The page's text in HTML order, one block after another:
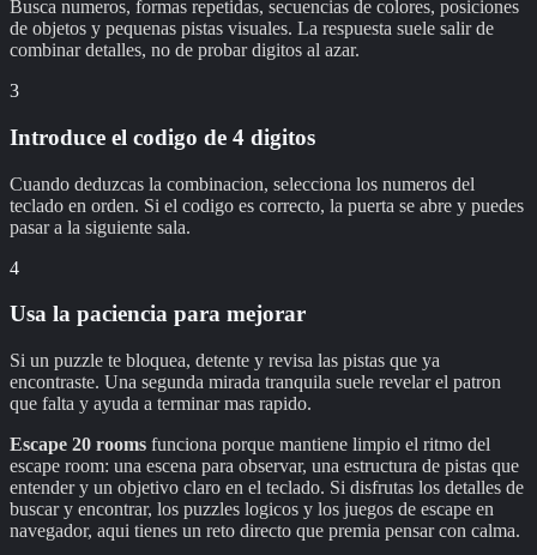
Busca numeros, formas repetidas, secuencias de colores, posiciones
de objetos y pequenas pistas visuales. La respuesta suele salir de
combinar detalles, no de probar digitos al azar.
3
Introduce el codigo de 4 digitos
Cuando deduzcas la combinacion, selecciona los numeros del
teclado en orden. Si el codigo es correcto, la puerta se abre y puedes
pasar a la siguiente sala.
4
Usa la paciencia para mejorar
Si un puzzle te bloquea, detente y revisa las pistas que ya
encontraste. Una segunda mirada tranquila suele revelar el patron
que falta y ayuda a terminar mas rapido.
Escape 20 rooms funciona porque mantiene limpio el ritmo del
escape room: una escena para observar, una estructura de pistas que
entender y un objetivo claro en el teclado. Si disfrutas los detalles de
buscar y encontrar, los puzzles logicos y los juegos de escape en
navegador, aqui tienes un reto directo que premia pensar con calma.